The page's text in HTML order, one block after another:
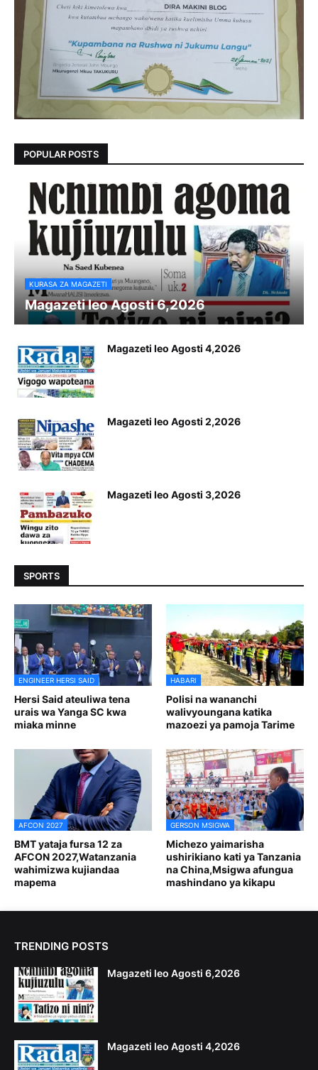
POPULAR POSTS
KURASA ZA MAGAZETI
Magazeti leo Agosti 6,2026
Magazeti leo Agosti 4,2026
Magazeti leo Agosti 2,2026
Magazeti leo Agosti 3,2026
SPORTS
ENGINEER HERSI SAID
Hersi Said ateuliwa tena
urais wa Yanga SC kwa
miaka minne
HABARI
Polisi na wananchi
walivyoungana katika
mazoezi ya pamoja Tarime
AFCON 2027
BMT yataja fursa 12 za
AFCON 2027,Watanzania
wahimizwa kujiandaa
mapema
GERSON MSIGWA
Michezo yaimarisha
ushirikiano kati ya Tanzania
na China,Msigwa afungua
mashindano ya kikapu
TRENDING POSTS
Magazeti leo Agosti 6,2026
Magazeti leo Agosti 4,2026